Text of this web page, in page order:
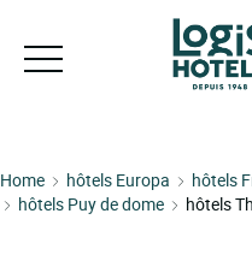
Home hôtels Europa hôtels
hôtels Puy de dome
hôtels